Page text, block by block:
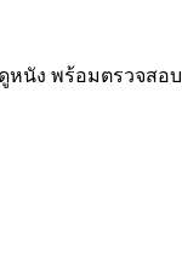
หนัง พร้อมตรวจสอ